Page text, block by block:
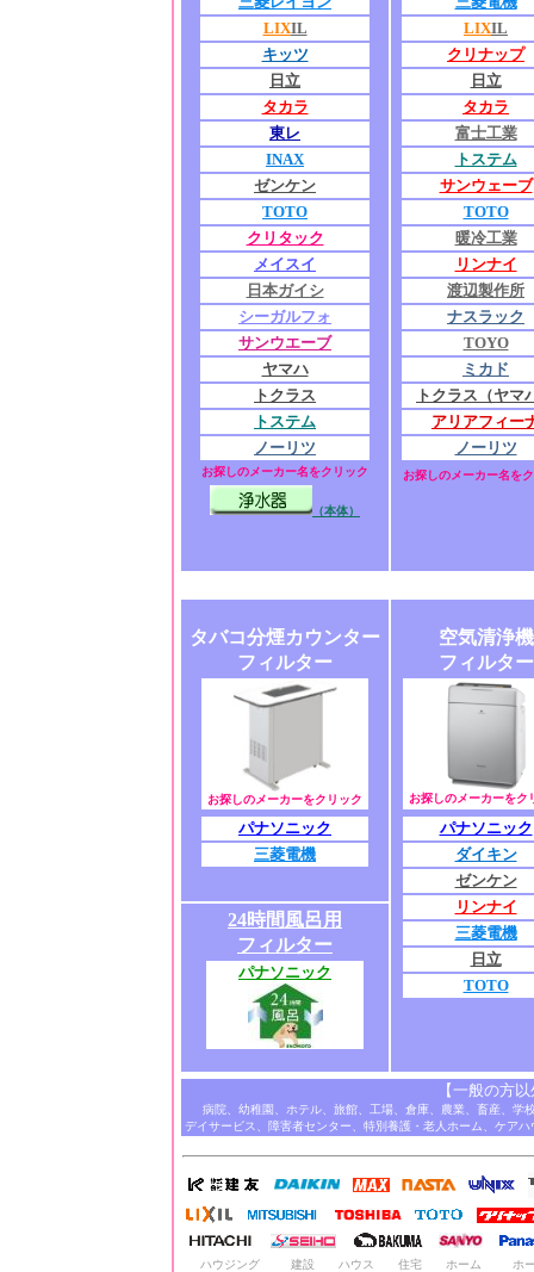
LIXIL
キッツ
日立
タカラ
東レ
INAX
ゼンケン
TOTO
クリタック
メイスイ
日本ガイシ
シーガルフォ
サンウエーブ
ヤマハ
トクラス
トステム
ノーリツ
お探しのメーカー名をクリック
（本体）
LIXIL
クリナップ
日立
タカラ
富士工業
トステム
サンウェーブ
TOTO
暖冷工業
リンナイ
渡辺製作所
ナスラック
TOYO
ミカド
トクラス（ヤマ
アリアフィー
ノーリツ
お探しのメーカー名を
タバコ分煙カウンター
フィルター
お探しのメーカーをクリック
パナソニック
三菱電機
空気清浄機
フィルター
お探しのメーカーをク
パナソニック
ダイキン
ゼンケン
リンナイ
三菱電機
日立
TOTO
24時間風呂用
フィルター
パナソニック
【一般の方
病院、幼稚園、ホテル、旅館、工場、倉庫、農業、畜産、
デイサービス、障害者センター、特別養護・老人ホーム、ケア
ハウジング 建設 ハウス 住宅 ホーム
ホ